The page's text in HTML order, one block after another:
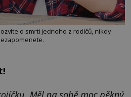
o smrti jednoho z rodičů, nikdy
Měl na sobě moc pěkný